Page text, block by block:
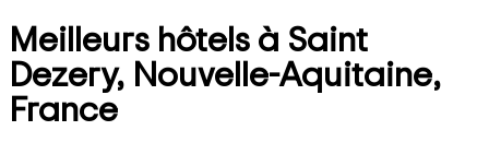
Meilleurs hôtels à Saint
Dezery, Nouvelle-Aquitaine,
France